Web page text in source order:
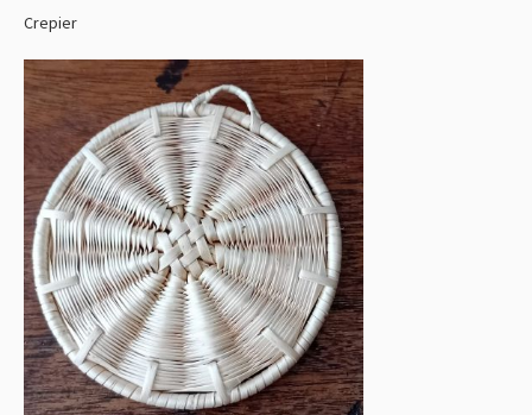
Crepier